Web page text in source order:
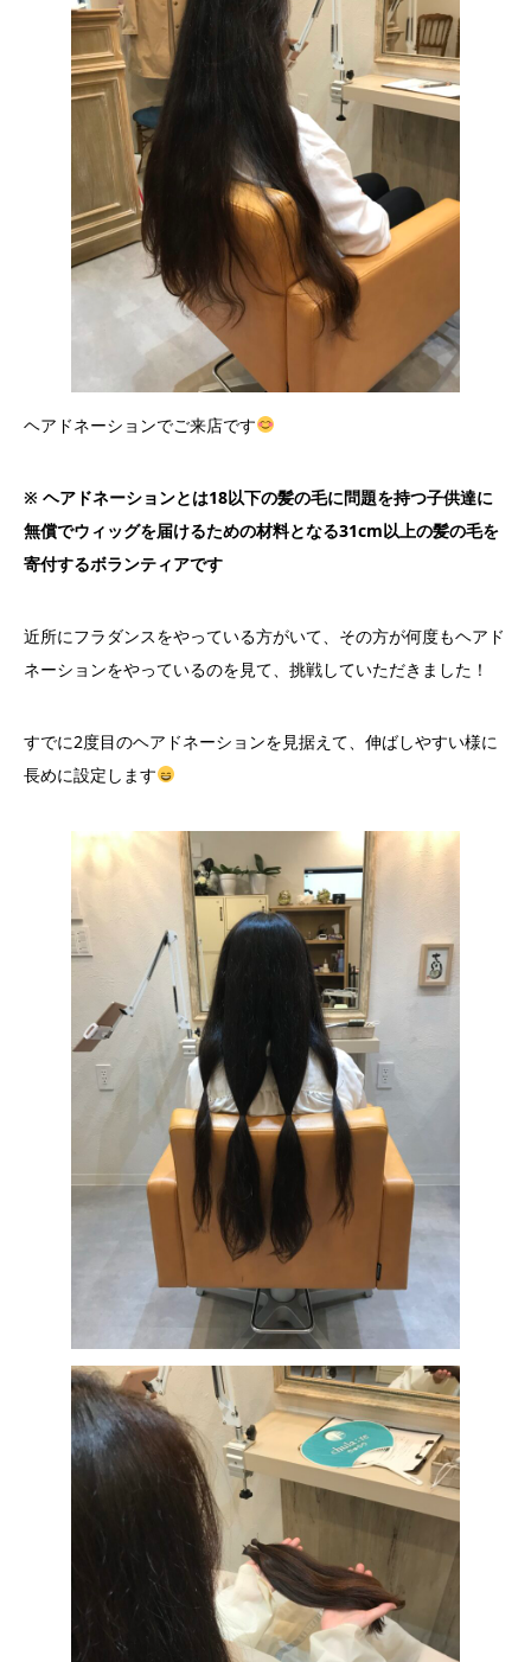
ヘアドネーションでご来店です
※ ヘアドネーションとは18以下の髪の毛に問題を持つ子供達に
無償でウィッグを届けるための材料となる31cm以上の髪の毛を
寄付するボランティアです
近所にフラダンスをやっている方がいて、その方が何度もヘアド
ネーションをやっているのを見て、挑戦していただきました！
すでに2度目のヘアドネーションを見据えて、伸ばしやすい様に
長めに設定します